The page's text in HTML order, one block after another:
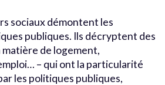
sociaux démontent les
publiques. Ils décryptent des
de logement,
– qui ont la particularité
les politiques publiques,